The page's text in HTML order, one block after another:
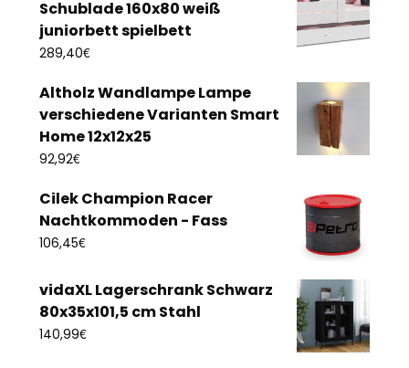
Schublade 160x80 weiß
juniorbett spielbett
289,40€
Altholz Wandlampe Lampe
verschiedene Varianten Smart
Home 12x12x25
92,92€
Cilek Champion Racer
Nachtkommoden - Fass
106,45€
vidaXL Lagerschrank Schwarz
80x35x101,5 cm Stahl
140,99€